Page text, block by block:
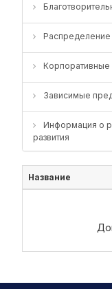
Корпоративные
Зависимые
Информация о
развития
Название